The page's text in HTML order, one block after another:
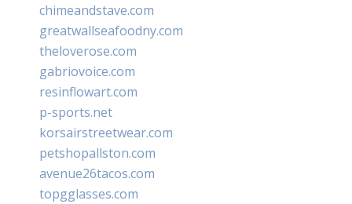
chimeandstave.com
greatwallseafoodny.com
theloverose.com
gabriovoice.com
resinflowart.com
p-sports.net
korsairstreetwear.com
petshopallston.com
avenue26tacos.com
topgglasses.com